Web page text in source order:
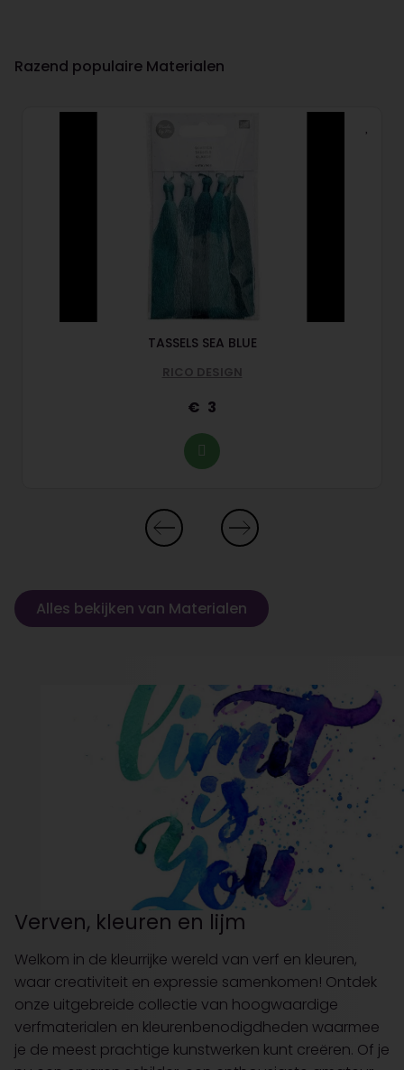
Razend populaire Materialen
TASSELS SEA BLUE
RICO DESIGN
3
Alles bekijken van Materialen
Verven, kleuren en lijm
Welkom in de kleurrijke wereld van verf en kleuren,
waar creativiteit en expressie samenkomen! Ontdek
onze uitgebreide collectie van hoogwaardige
verfmaterialen en kleurenbenodigdheden waarmee
je de meest prachtige kunstwerken kunt creëren. Of je